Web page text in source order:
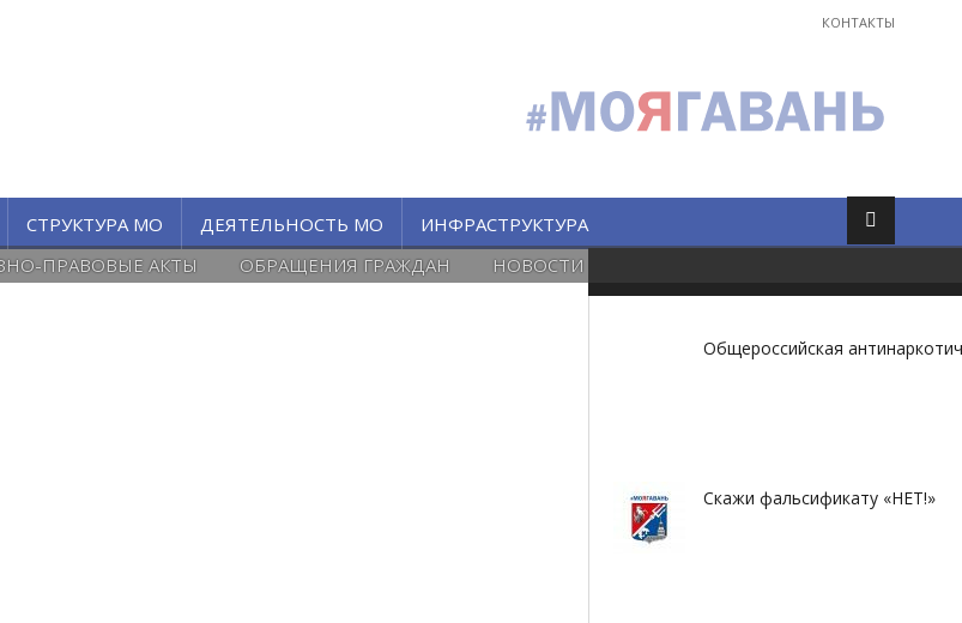
КОНТАКТЫ
СТРУКТУРА МО ДЕЯТЕЛЬНОСТЬ МО
ИНФРАСТРУКТУРА
ПРАВОВЫЕ АКТЫ
ОБРАЩЕНИЯ ГРАЖДАН НОВОСТИ
Общероссийская
Скажи фальсификату «НЕТ!»